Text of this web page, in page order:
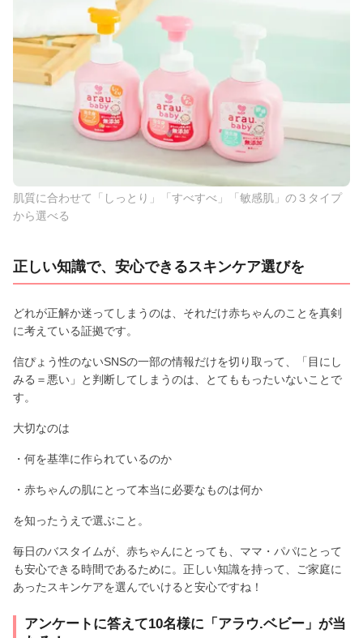
肌質に合わせて「しっとり」「すべすべ」「敏感肌」の３タイプ
から選べる
正しい知識で、安心できるスキンケア選びを
どれが正解か迷ってしまうのは、それだけ赤ちゃんのことを真剣
に考えている証拠です。
信ぴょう性のないSNSの一部の情報だけを切り取って、「目にし
みる＝悪い」と判断してしまうのは、とてももったいないことで
す。
大切なのは
・何を基準に作られているのか
・赤ちゃんの肌にとって本当に必要なものは何か
を知ったうえで選ぶこと。
毎日のバスタイムが、赤ちゃんにとっても、ママ・パパにとって
も安心できる時間であるために。正しい知識を持って、ご家庭に
あったスキンケアを選んでいけると安心ですね！
アンケートに答えて10名様に「アラウ.ベビー」が当